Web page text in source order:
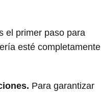
el primer paso para
esté completamente
Para garantizar